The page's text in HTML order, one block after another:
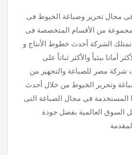
مجال تحرير وصباغة الخيوط فى
من الأقسام المتخصصة فى
تمتلك الشركة أحدث خطوط الأنتاج و
أمانا بيئياً والأكثر ثباتاً على
مصر للصباغة والتجهيز من
وتحرير الخيوط من خلال أحدث
المستخدمة فى مجال الصباغة التى
السوق العالمية بفضل جودة